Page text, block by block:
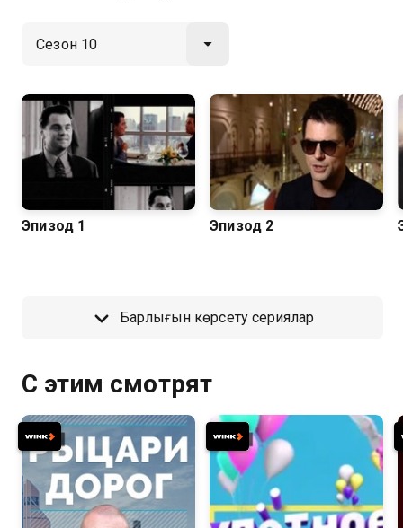
Эпизод 1 Эпизод 2
Барлығын көрсету сериялар
С этим смотрят